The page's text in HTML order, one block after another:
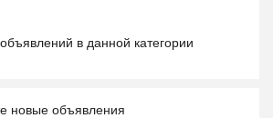
в данной категории
новые объявления